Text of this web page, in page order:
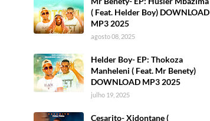
( Feat. Helder Boy) DOWNLOAD
MP3 2025
agosto 08, 2025
Helder Boy- EP: Thokoza
Manheleni ( Feat. Mr Benety)
DOWNLOAD MP3 2025
julho 19, 2025
Cesarito- Xidontane (